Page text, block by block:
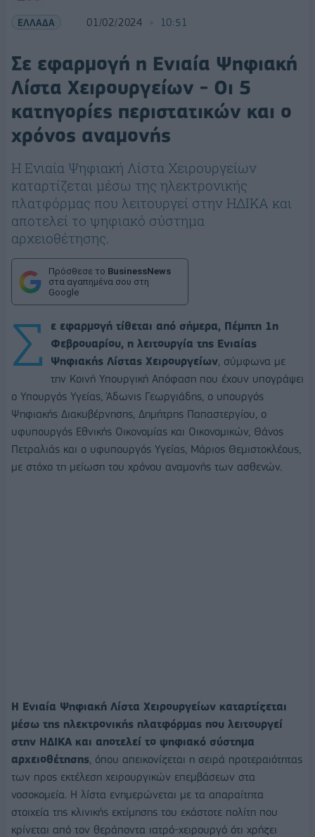
ΕΛΛΑΔΑ 01/02/2024 10:51
Σε εφαρμογή η Ενιαία Ψηφιακή
Λίστα Χειρουργείων - Οι 5
κατηγορίες περιστατικών και ο
χρόνος αναμονής
Η Ενιαία Ψηφιακή Λίστα Χειρουργείων
καταρτίζεται μέσω της ηλεκτρονικής
πλατφόρμας που λειτουργεί στην ΗΔΙΚΑ και
αποτελεί το ψηφιακό σύστημα
αρχειοθέτησης.
Πρόσθεσε το BusinessNews
στα αγαπημένα σου στη
Google
Σ
ε εφαρμογή τίθεται από σήμερα, Πέμπτη 1η
Φεβρουαρίου, η λειτουργία της Ενιαίας
Ψηφιακής Λίστας Χειρουργείων, σύμφωνα με
την Κοινή Υπουργική Απόφαση που έχουν υπογράψει
ο Υπουργός Υγείας, Άδωνις Γεωργιάδης, ο υπουργός
Ψηφιακής Διακυβέρνησης, Δημήτρης Παπαστεργίου, ο
υφυπουργός Εθνικής Οικονομίας και Οικονομικών, Θάνος
Πετραλιάς και ο υφυπουργός Υγείας, Μάριος Θεμιστοκλέους,
με στόχο τη μείωση του χρόνου αναμονής των ασθενών.
Η Ενιαία Ψηφιακή Λίστα Χειρουργείων καταρτίζεται
μέσω της ηλεκτρονικής πλατφόρμας που λειτουργεί
στην ΗΔΙΚΑ και αποτελεί το ψηφιακό σύστημα
αρχειοθέτησης , όπου απεικονίζεται η σειρά προτεραιότητας
των προς εκτέλεση χειρουργικών επεμβάσεων στα
νοσοκομεία. Η λίστα ενημερώνεται με τα απαραίτητα
στοιχεία της κλινικής εκτίμησης του εκάστοτε πολίτη που
κρίνεται από τον θεράποντα ιατρό-χειρουργό ότι χρήζει